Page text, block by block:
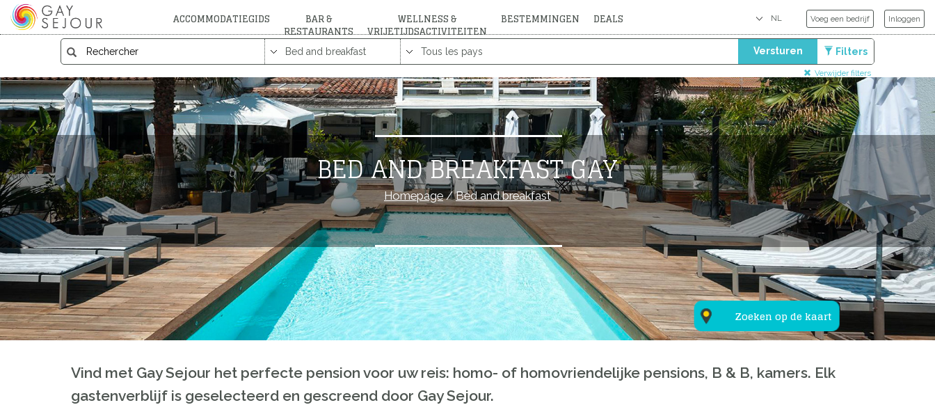
ACCOMMODATIEGIDS BAR &
RESTAURANTS
WELLNESS &
VRIJETIJDSACTIVITEITEN
BESTEMMINGEN DEALS Voeg een bedrijf Inloggen
Versturen Filters
Verwijder filters
Zoeken op de kaart
BED AND BREAKFAST GAY
Homepage/Bed and breakfast
Vind met Gay Sejour het perfecte pension voor uw reis: homo- of homovriendelijke pensions, B & B, kamers. Elk
gastenverblijf is geselecteerd en gescreend door Gay Sejour.